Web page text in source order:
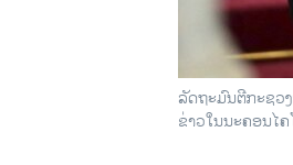
ລັດຖະມົນຕີກະຊວ
ຂ່າວໃນນະຄອນໄ